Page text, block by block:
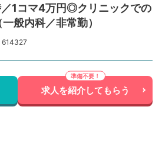
1コマ4万円◎クリニックでの
般内科／非常勤）
614327
求人を紹介してもらう